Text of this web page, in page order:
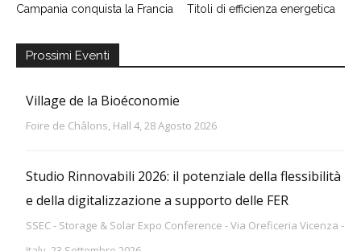
Campania conquista la Francia
Titoli di efficienza energetica
Prossimi Eventi
Village de la Bioéconomie
Foire de Châlons, Hall 4, 28 Agosto 2026
Studio Rinnovabili 2026: il potenziale della flessibilità
e della digitalizzazione a supporto delle FER
SSEC - Storage & Solar Expo Conference - Via Oreficeria Vicenza -